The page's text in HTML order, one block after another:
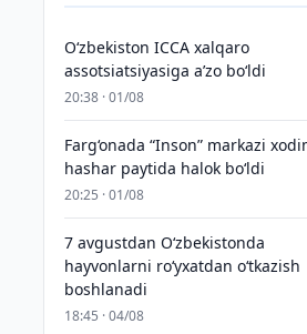
O‘zbekiston ICCA xalqaro
assotsiatsiyasiga aʼzo bo‘ldi
20:38 · 01/08
Farg‘onada “Inson” markazi
hashar paytida halok bo‘ldi
20:25 · 01/08
7 avgustdan O‘zbekistonda
hayvonlarni ro‘yxatdan o‘tkazish
boshlanadi
18:45 · 04/08